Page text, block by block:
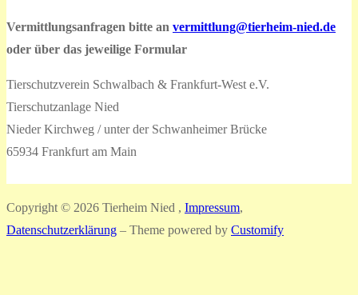
Vermittlungsanfragen bitte an vermittlung@tierheim-nied.de
oder über das jeweilige Formular
Tierschutzverein Schwalbach & Frankfurt-West e.V.
Tierschutzanlage Nied
Nieder Kirchweg / unter der Schwanheimer Brücke
65934 Frankfurt am Main
Copyright © 2026 Tierheim Nied , Impressum,
Datenschutzerklärung – Theme powered by Customify